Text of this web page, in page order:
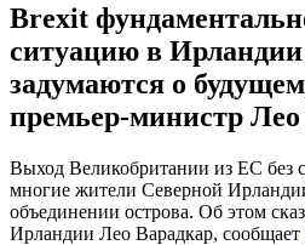
Brexit
ситуацию в
задумаются о
премьер-министр
Выход Великобритании из ЕС без
многие жители Северной
объединении острова. Об этом
Ирландии Лео Варадкар, сообщает